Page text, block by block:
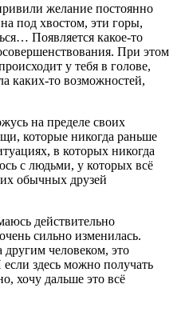
желание постоянно
под хвостом, эти горы,
Появляется какое-то
При этом
у тебя в голове,
каких-то возможностей,
на пределе своих
которые никогда раньше
в которых никогда
с людьми, у которых всё
обычных друзей
действительно
сильно изменилась.
человеком, это
здесь можно получать
хочу дальше это всё